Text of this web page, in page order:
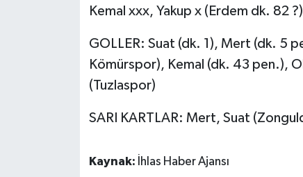
Kemal xxx, Yakup x (Erdem dk. 82 ?)
GOLLER: Suat (dk. 1), Mert (dk. 5
Kömürspor), Kemal (dk. 43 pen.),
(Tuzlaspor)
SARI KARTLAR: Mert, Suat
Kaynak: İhlas Haber Ajansı